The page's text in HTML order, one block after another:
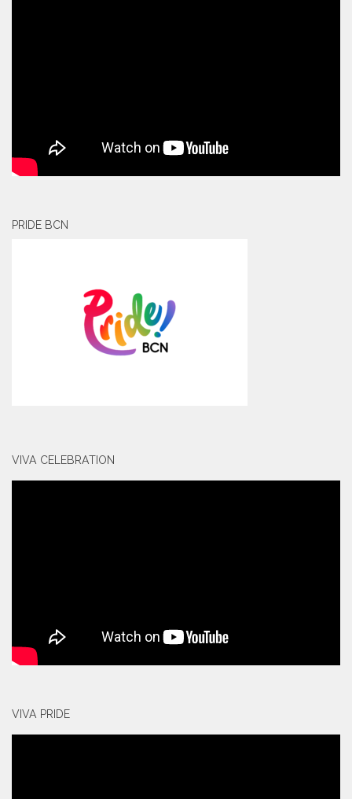
PRIDE BCN
VIVA CELEBRATION
VIVA PRIDE